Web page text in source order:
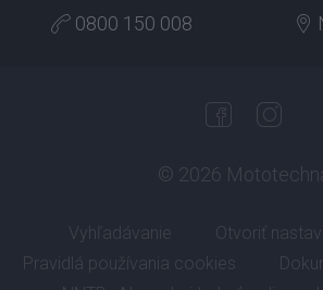
0800 150 008
© 2026
Vyhľadávanie
Otvoriť
Pravidlá používania cookies